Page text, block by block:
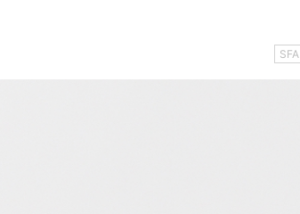
SFA